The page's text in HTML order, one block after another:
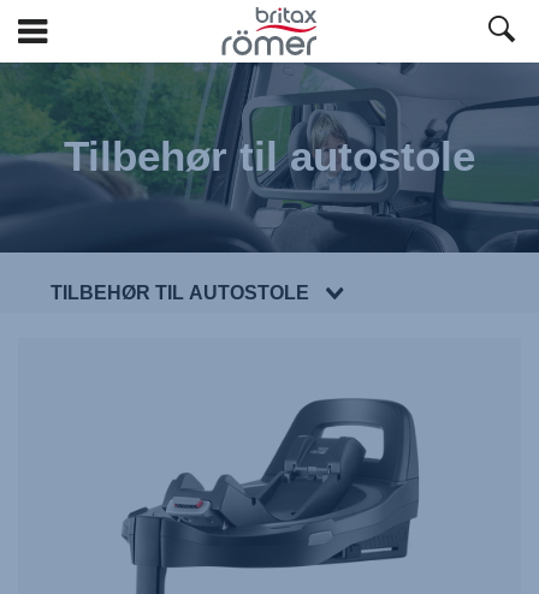
Spring
hovedindhold
Tilbehør til autostole
TILBEHØR TIL AUTOSTOLE